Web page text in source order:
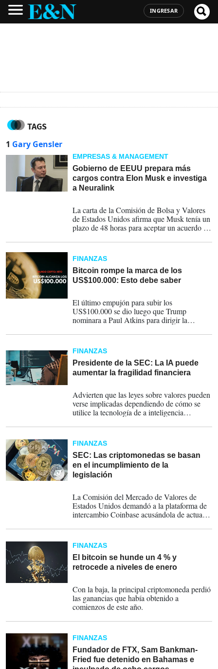
INGRESAR
TAGS
1 Gary Gensler
EMPRESAS & MANAGEMENT
Gobierno de EEUU prepara más
cargos contra Elon Musk e investiga
a Neuralink
La carta de la Comisión de Bolsa y Valores
de Estados Unidos afirma que Musk tenía un
plazo de 48 horas para aceptar un acuerdo de
numerosos cargos.
FINANZAS
Bitcoin rompe la marca de los
US$100.000: Esto debe saber
El último empujón para subir los
US$100.000 se dio luego que Trump
nominara a Paul Atkins para dirigir la
que celebró este hecho fue el presidente de
El Salvador, Nayib Bukele
FINANZAS
Presidente de la SEC: La IA puede
aumentar la fragilidad financiera
Advierten que las leyes sobre valores pueden
verse implicadas dependiendo de cómo se
utilice la tecnología de a inteligencia
FINANZAS
SEC: Las criptomonedas se basan
en el incumplimiento de la
legislación
La Comisión del Mercado de Valores de
Estados Unidos demandó a la plataforma de
intercambio Coinbase acusándola de actuar
FINANZAS
El bitcoin se hunde un 4 % y
retrocede a niveles de enero
Con la baja, la principal criptomoneda perdió
las ganancias que había obtenido a
comienzos de este año.
FINANZAS
Fundador de FTX, Sam Bankman-
Fried fue detenido en Bahamas e